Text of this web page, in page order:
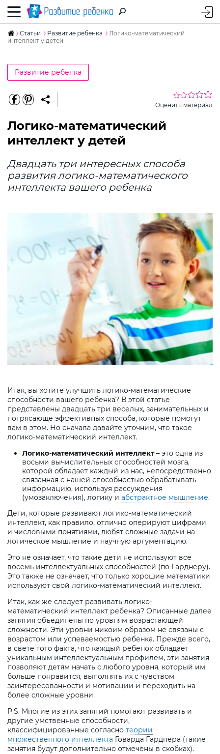
Статьи Развитие ребенка
Логико-математический
интеллект у детей
Развитие ребенка
Оценить материал
Логико-математический
интеллект у детей
Двадцать три интересных способа
развития логико-математического
интеллекта вашего ребенка
Итак, вы хотите улучшить логико-математические
способности вашего ребенка? В этой статье
представлены двадцать три веселых, занимательных и
потрясающе эффективных способа, которые помогут
вам в этом. Но сначала давайте уточним, что такое
логико-математический интеллект.
Логико-математический интеллект– это одна из
восьми вычислительных способностей мозга,
которой обладает каждый из нас, непосредственно
связанная с нашей способностью обрабатывать
информацию, используя рассуждения
(умозаключения), логику и абстрактное мышление.
Дети, которые развивают логико-математический
интеллект, как правило, отлично оперируют цифрами
и числовыми понятиями, любят сложные задачи на
логическое мышление и научную аргументацию.
Это не означает, что такие дети не используют все
восемь интеллектуальных способностей (по Гарднеру).
Это также не означает, что только хорошие математики
используют свой логико-математический интеллект.
Итак, как же следует развивать логико-
математический интеллект ребенка? Описанные далее
занятия объединены по уровням возрастающей
сложности. Эти уровни никоим образом не связаны с
возрастом или успеваемостью ребенка. Прежде всего,
в свете того факта, что каждый ребенок обладает
уникальным интеллектуальным профилем, эти занятия
позволяют детям начать с любого уровня, который им
больше понравится, выполнять их с чувством
заинтересованности и мотивации и переходить на
более сложные уровни.
P.S. Многие из этих занятий помогают развивать и
другие умственные способности,
классифицированные согласно теории
множественного интеллекта Говарда Гарднера (такие
занятия будут дополнительно отмечены в скобках).